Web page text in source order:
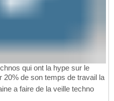
qui ont la hype sur le
20% de son temps de travail la
a faire de la veille techno